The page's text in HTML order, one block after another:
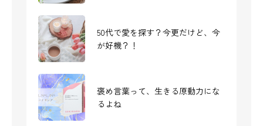
50代で愛を探す？今更だけど、今
が好機？！
褒め言葉って、生きる原動力にな
るよね
敏感で生きづらい…。受け止める
ことで強みとなるよ
一番しんどかった「かつての自
分」に、今かけたい言葉